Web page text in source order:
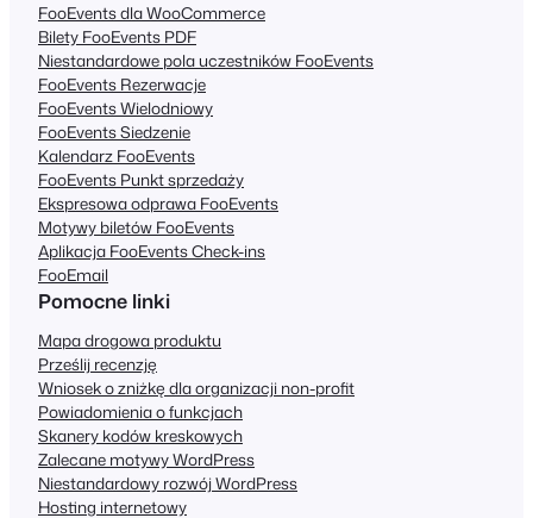
FooEvents dla WooCommerce
Bilety FooEvents PDF
Niestandardowe pola uczestników FooEvents
FooEvents Rezerwacje
FooEvents Wielodniowy
FooEvents Siedzenie
Kalendarz FooEvents
FooEvents Punkt sprzedaży
Ekspresowa odprawa FooEvents
Motywy biletów FooEvents
Aplikacja FooEvents Check-ins
FooEmail
Pomocne linki
Mapa drogowa produktu
Prześlij recenzję
Wniosek o zniżkę dla organizacji non-profit
Powiadomienia o funkcjach
Skanery kodów kreskowych
Zalecane motywy WordPress
Niestandardowy rozwój WordPress
Hosting internetowy